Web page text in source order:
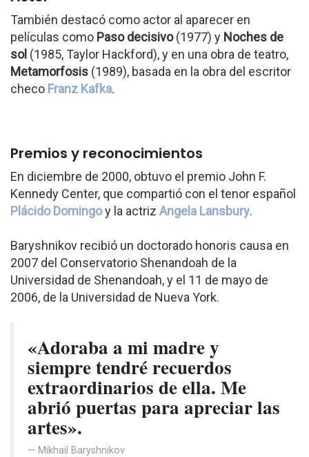
También destacó como actor al aparecer en
películas como Paso decisivo(1977) y Noches de
sol (1985, Taylor Hackford), y en una obra de teatro,
Metamorfosis (1989), basada en la obra del escritor
checo Franz Kafka.
Premios y reconocimientos
En diciembre de 2000, obtuvo el premio John F.
Kennedy Center, que compartió con el tenor español
Plácido Domingoy la actriz Angela Lansbury.
Baryshnikov recibió un doctorado honoris causa en
2007 del Conservatorio Shenandoah de la
Universidad de Shenandoah, y el 11 de mayo de
2006, de la Universidad de Nueva York.
«Adoraba a mi madre y
siempre tendré recuerdos
extraordinarios de ella. Me
abrió puertas para apreciar las
artes».
Mikhail Baryshnikov